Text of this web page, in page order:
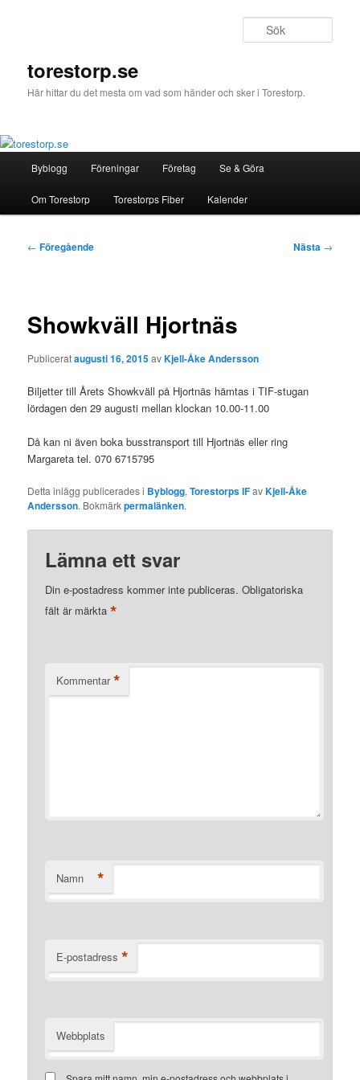
torestorp.se
Här hittar du det mesta om vad som händer och sker i Torestorp.
Byblogg Föreningar Företag Se & Göra
Om Torestorp Torestorps Fiber Kalender
Inläggsnavigering
← Föregående Nästa →
Showkväll Hjortnäs
Publicerataugusti 16, 2015avKjell-Åke Andersson
Biljetter till Årets Showkväll på Hjortnäs hämtas i TIF-stugan
lördagen den 29 augusti mellan klockan 10.00-11.00
Då kan ni även boka busstransport till Hjortnäs eller ring
Margareta tel. 070 6715795
Detta inlägg publicerades i Byblogg,Torestorps IFavKjell-Åke
Andersson. Bokmärkpermalänken.
Lämna ett svar
Din e-postadress kommer inte publiceras. Obligatoriska
fält är märkta*
Kommentar *
Namn *
E-postadress *
Webbplats